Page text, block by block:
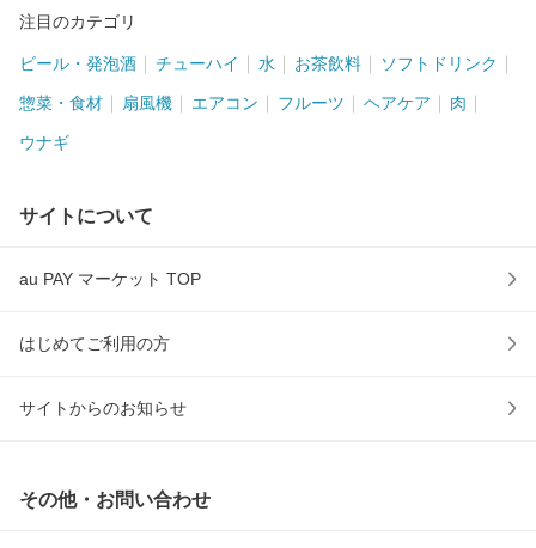
注目のカテゴリ
ビール・発泡酒 チューハイ 水 お茶飲料 ソフトドリンク
惣菜・食材 扇風機 エアコン フルーツ ヘアケア 肉
ウナギ
サイトについて
au PAY マーケット TOP
はじめてご利用の方
サイトからのお知らせ
その他・お問い合わせ